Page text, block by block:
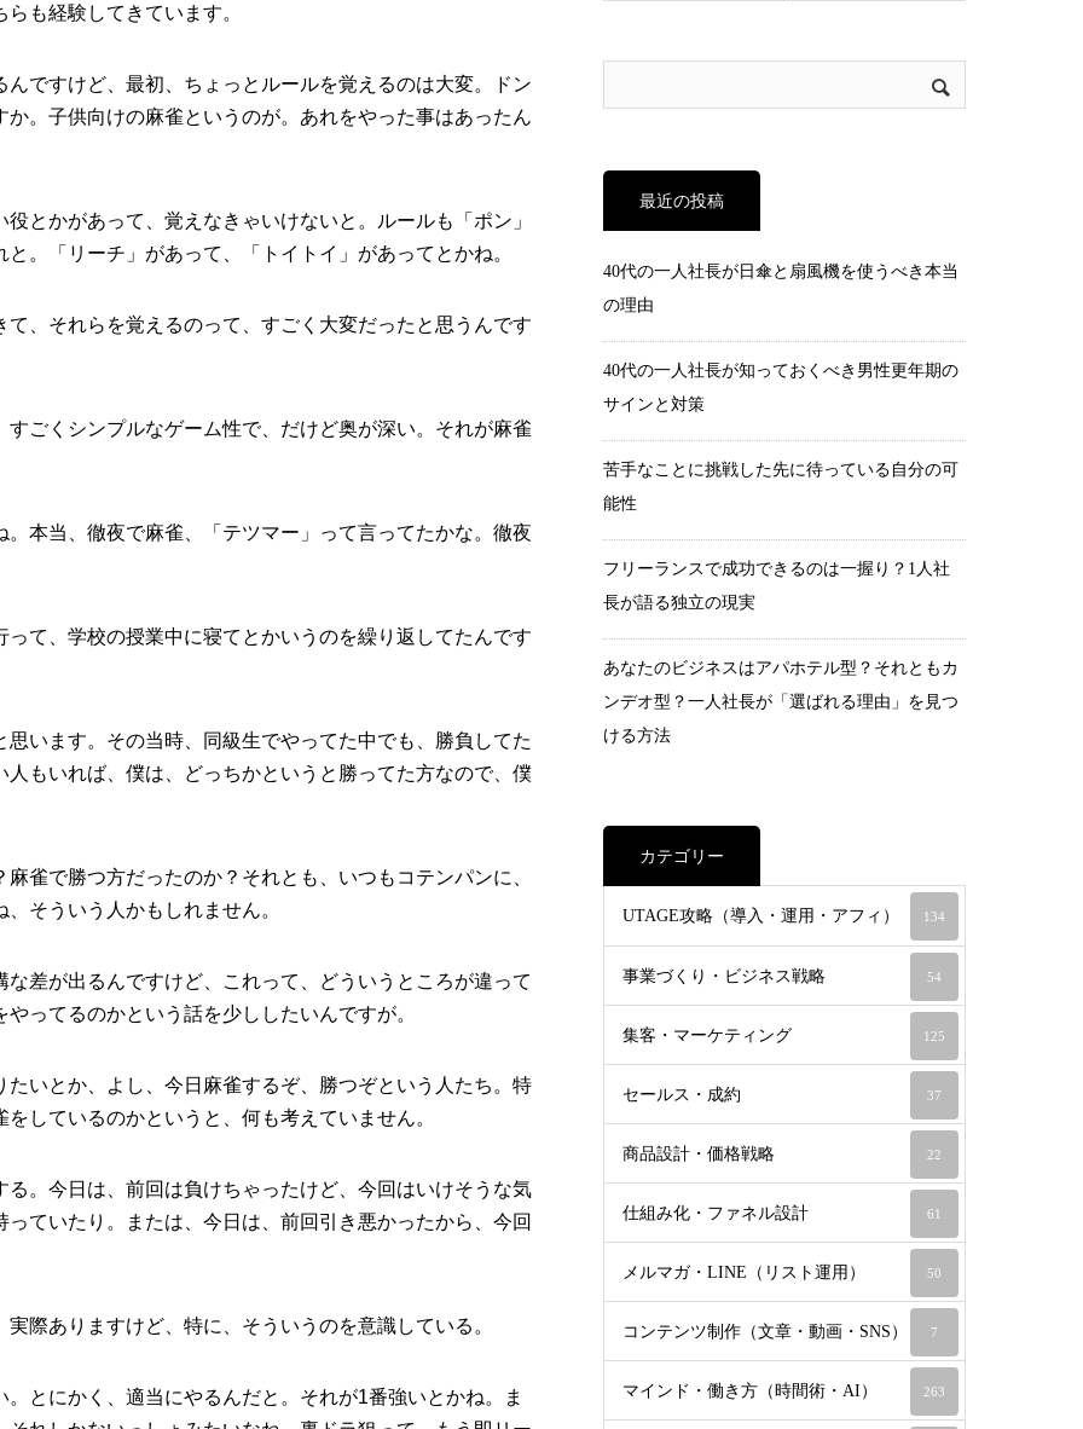
も経験してきています。
ですけど、最初、ちょっとルールを覚えるのは大変。ドン
。子供向けの麻雀というのが。あれをやった事はあったん
とかがあって、覚えなきゃいけないと。ルールも「ポン」
。「リーチ」があって、「トイトイ」があってとかね。
、それらを覚えるのって、すごく大変だったと思うんです
ごくシンプルなゲーム性で、だけど奥が深い。それが麻雀
本当、徹夜で麻雀、「テツマー」って言ってたかな。徹夜
て、学校の授業中に寝てとかいうのを繰り返してたんです
います。その当時、同級生でやってた中でも、勝負してた
もいれば、僕は、どっちかというと勝ってた方なので、僕
雀で勝つ方だったのか？それとも、いつもコテンパンに、
そういう人かもしれません。
差が出るんですけど、これって、どういうところが違って
ってるのかという話を少ししたいんですが。
いとか、よし、今日麻雀するぞ、勝つぞという人たち。特
しているのかというと、何も考えていません。
。今日は、前回は負けちゃったけど、今回はいけそうな気
ていたり。または、今日は、前回引き悪かったから、今回
際ありますけど、特に、そういうのを意識している。
とにかく、適当にやるんだと。それが1番強いとかね。ま
最近の投稿
40代の一人社長が日傘と扇風機を使うべき本当
の理由
40代の一人社長が知っておくべき男性更年期の
サインと対策
苦手なことに挑戦した先に待っている自分の可
能性
フリーランスで成功できるのは一握り？1人社
長が語る独立の現実
あなたのビジネスはアパホテル型？それともカ
ンデオ型？一人社長が「選ばれる理由」を見つ
ける方法
カテゴリー
UTAGE攻略（導入・運用・アフィ） 134
事業づくり・ビジネス戦略 54
集客・マーケティング 125
セールス・成約 37
商品設計・価格戦略 22
仕組み化・ファネル設計 61
メルマガ・LINE（リスト運用） 50
コンテンツ制作（文章・動画・SNS） 7
マインド・働き方（時間術・AI） 263